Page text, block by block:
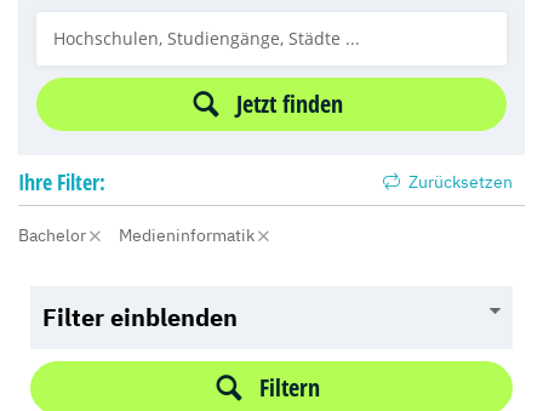
Jetzt finden
Ihre Filter: Zurücksetzen
Bachelor Medieninformatik
Filter einblenden
Filtern